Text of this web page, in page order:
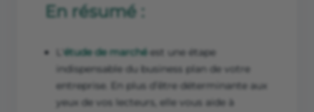
En résumé :
étude de marchéest une étape
indispensable du business plan de votre
entreprise. En plus d’être déterminante aux
yeux de vos lecteurs, elle vous aide à